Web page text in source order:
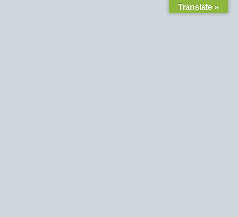
Translate »